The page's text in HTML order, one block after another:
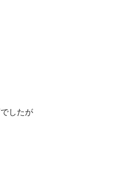
したが